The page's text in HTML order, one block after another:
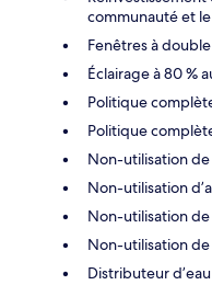
communauté et
Fenêtres à
Éclairage à 80 %
Politique
Politique
Non-utilisation
Non-utilisation
Non-utilisation
Non-utilisation
Distributeur d’eau